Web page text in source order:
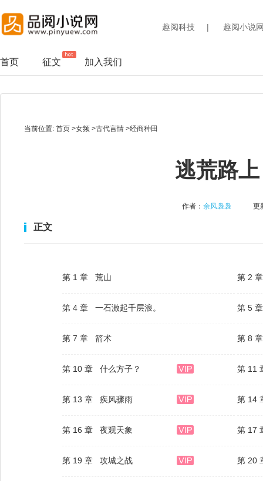
趣阅科技 | 趣阅小说
首页 征文 加入我们
当前位置: 首页 >女频 >古代言情 >经商种田
逃荒路
作者： 余风袅袅 更
正文
第 1 章 荒山 第 2
第 4 章 一石激起千层浪。 第 5
第 7 章 箭术 第 8
第 10 章 什么方子？ 第 11
第 13 章 疾风骤雨 第 14
第 16 章 夜观天象 第 17
第 19 章 攻城之战 第 20